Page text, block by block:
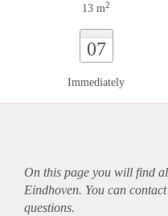
13 m2
07
Immediately
On this page you will find
Eindhoven. You can
questions.